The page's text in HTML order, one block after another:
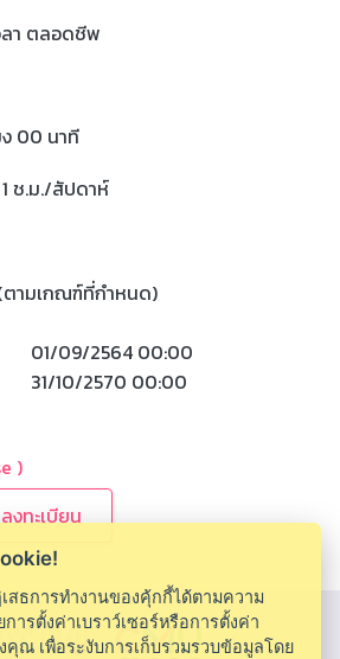
ลา ตลอดชีพ
ง 00 นาที
1 ช.ม./สัปดาห์
ามเกณฑ์ที่กำหนด)
01/09/2564 00:00
31/10/2570 00:00
)
ลงทะเบียน
สธการทำงานของคุ้กกี้ได้ตามความ
ารตั้งค่าเบราว์เซอร์หรือการตั้งค่า
ณ เพื่อระงับการเก็บรวมรวบข้อมูลโดย